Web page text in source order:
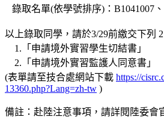
錄取名單(依學號排序)：B1041007
以上錄取同學，請於3/29前繳交下列 2
1.「申請境外實習學生切結書」
2.「申請境外實習監護人同意書」
(表單請至技合處網站下載 https://
13360.php?Lang=zh-tw )
備註：赴陸注意事項，請詳閱陸委會